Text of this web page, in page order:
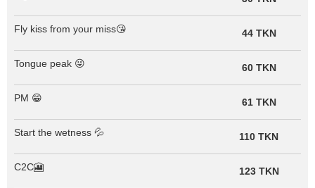
Fly kiss from your miss😘 44 TKN
Tongue peak 😜 60 TKN
PM 😁 61 TKN
Start the wetness 💦 110 TKN
C2C🎦 123 TKN